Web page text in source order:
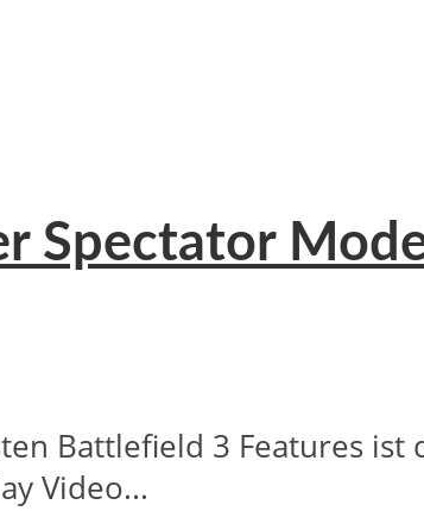
Spectator
Battlefield 3 Features
Video...